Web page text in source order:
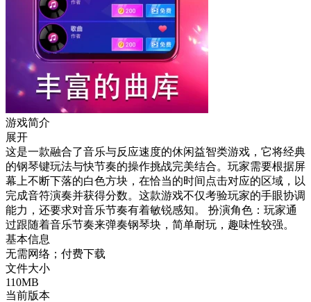
游戏简介
展开
这是一款融合了音乐与反应速度的休闲益智类游戏，它将经典
的钢琴键玩法与快节奏的操作挑战完美结合。玩家需要根据屏
幕上不断下落的白色方块，在恰当的时间点击对应的区域，以
完成音符演奏并获得分数。这款游戏不仅考验玩家的手眼协调
能力，还要求对音乐节奏有着敏锐感知。 扮演角色：玩家通
过跟随着音乐节奏来弹奏钢琴块，简单耐玩，趣味性较强。
基本信息
无需网络；付费下载
文件大小
110MB
当前版本